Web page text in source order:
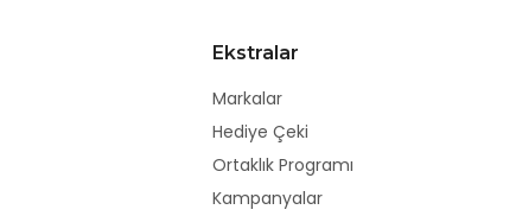
Ekstralar
Markalar
Hediye Çeki
Ortaklık Programı
Kampanyalar